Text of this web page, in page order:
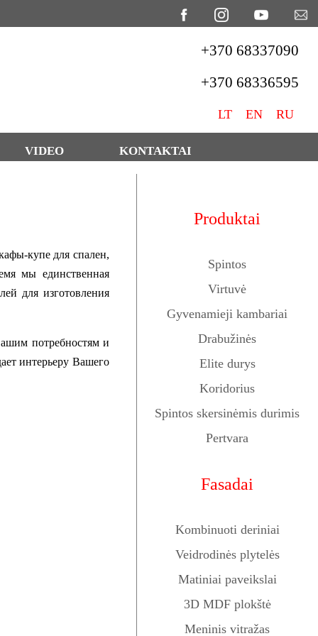
+370 68337090
+370 68336595
LT EN RU
VIDEO KONTAKTAI
купе для спален,
мы единственная
для изготовления
потребностям и
интерьеру Вашего
Produktai
Spintos
Virtuvė
Gyvenamieji kambariai
Drabužinės
Elite durys
Koridorius
Spintos skersinėmis durimis
Pertvara
Fasadai
Kombinuoti deriniai
Veidrodinės plytelės
Matiniai paveikslai
3D MDF plokštė
Meninis vitražas